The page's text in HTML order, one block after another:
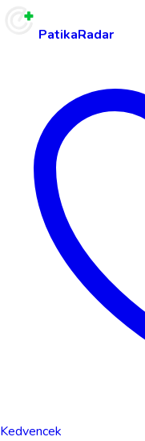
PatikaRadar
Kedvencek